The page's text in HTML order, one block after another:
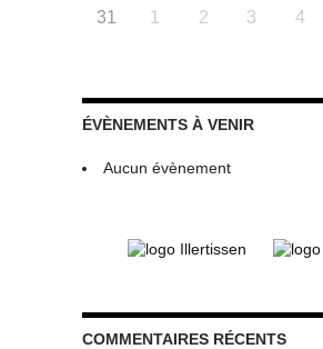
31 1 2 3 4
ÉVÈNEMENTS À VENIR
Aucun évènement
COMMENTAIRES RÉCENTS